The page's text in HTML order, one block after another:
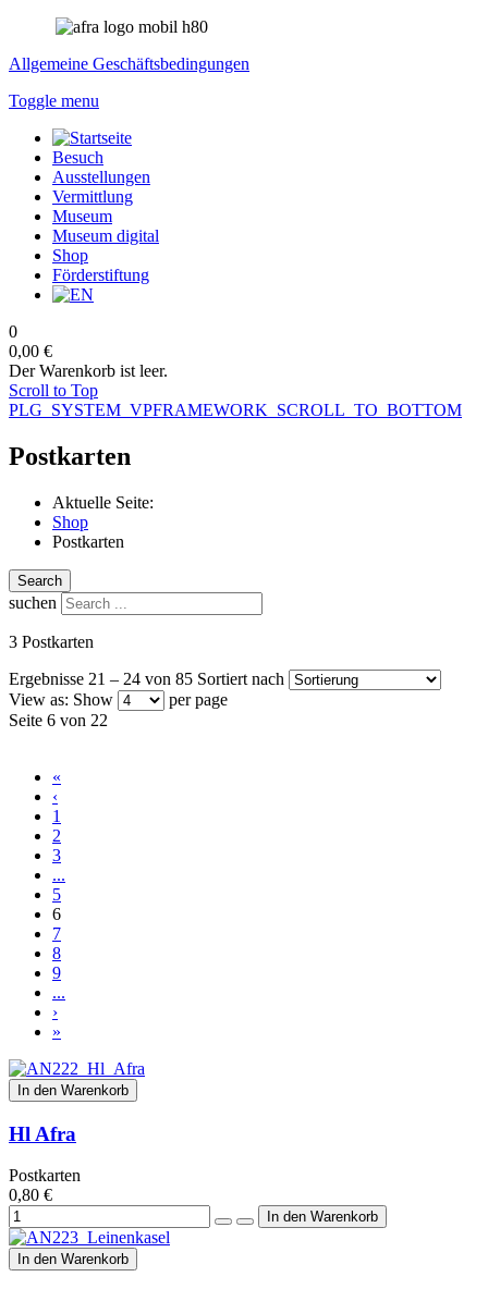
Allgemeine Geschäftsbedingungen
Toggle menu
Besuch
Ausstellungen
Vermittlung
Museum
Museum digital
Shop
Förderstiftung
0
0,00 €
Der Warenkorb ist leer.
Scroll to Top
PLG_SYSTEM_VPFRAMEWORK_SCROLL_TO_BOTTOM
Postkarten
Aktuelle Seite:
Shop
Postkarten
Search
suchen
3 Postkarten
Ergebnisse 21 – 24 von 85 Sortiert nach
View as: Show
per page
Seite 6 von 22
«
‹
1
2
3
...
5
6
7
8
9
...
›
»
In den Warenkorb
Hl Afra
Postkarten
0,80 €
In den Warenkorb